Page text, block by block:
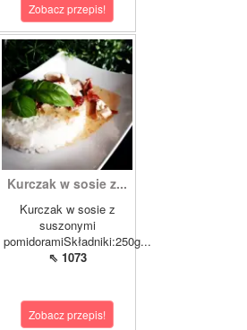
Zobacz przepis!
Kurczak w sosie z...
Kurczak w sosie z
suszonymi
pomidoramiSkładniki:250g...
⇖ 1073
Zobacz przepis!